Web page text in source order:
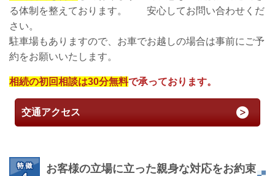
る体制を整えております。 安心してお問い合わせくだ
さい。
駐車場もありますので、お車でお越しの場合は事前にご予
約をお願いいたします。
相続の初回相談は30分無料で承っております。
交通アクセス
お客様の立場に立った親身な対応をお約束